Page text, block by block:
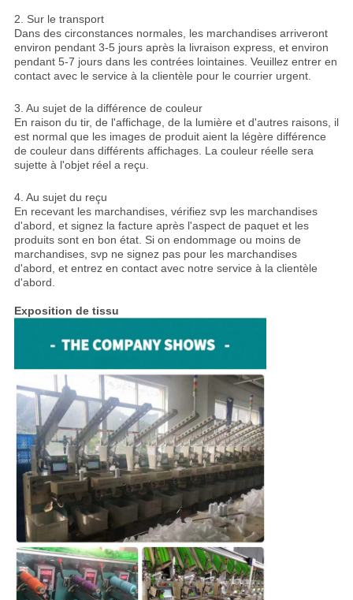
2. Sur le transport
Dans des circonstances normales, les marchandises arriveront
environ pendant 3-5 jours après la livraison express, et environ
pendant 5-7 jours dans les contrées lointaines. Veuillez entrer en
contact avec le service à la clientèle pour le courrier urgent.
3. Au sujet de la différence de couleur
En raison du tir, de l'affichage, de la lumière et d'autres raisons, il
est normal que les images de produit aient la légère différence
de couleur dans différents affichages. La couleur réelle sera
sujette à l'objet réel a reçu.
4. Au sujet du reçu
En recevant les marchandises, vérifiez svp les marchandises
d'abord, et signez la facture après l'aspect de paquet et les
produits sont en bon état. Si on endommage ou moins de
marchandises, svp ne signez pas pour les marchandises
d'abord, et entrez en contact avec notre service à la clientèle
d'abord.
Exposition de tissu